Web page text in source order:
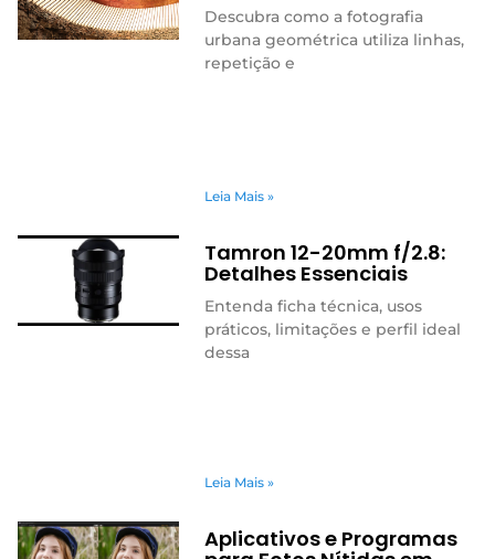
Descubra como a fotografia
urbana geométrica utiliza linhas,
repetição e
Leia Mais »
Tamron 12-20mm f/2.8:
Detalhes Essenciais
Entenda ficha técnica, usos
práticos, limitações e perfil ideal
dessa
Leia Mais »
Aplicativos e Programas